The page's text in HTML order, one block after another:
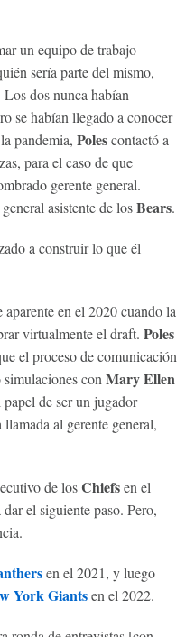
un equipo de trabajo
sería parte del mismo,
Los dos nunca habían
se habían llegado a conocer
pandemia, Polescontactó a
para el caso de que
gerente general.
asistente de losBears.
a construir lo que él
aparente en el 2020 cuando la
virtualmente el draft. Poles
el proceso de comunicación
con Mary Ellen
de ser un jugador
al gerente general,
de losChiefsen el
el siguiente paso. Pero,
en el 2021, y luego
York Giantsen el 2022.